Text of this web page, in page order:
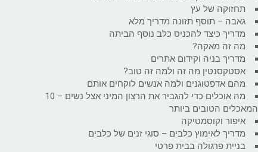
תחזוקה של עץ
גאבה – תוסף תזונה מדריך מלא
מדריך כיצד להכניס כלב נוסף הביתה
מה זה מאקה?
מדריך בניה וקידום אתרים
אסטקסנטין מה זה ולמה זה טוב?
מהם אדפטוגנים ולמה אנשים לוקחים אותם
מה אוכלים כדי להגביר את הרצון המיני אצל נשים – 10
המאכלים הטובים ביותר
איפור וקוסמטיקה
מדריך לאימוץ כלבים – סוגי זנים של כלבים
בניית פרגולה בבית פרטי